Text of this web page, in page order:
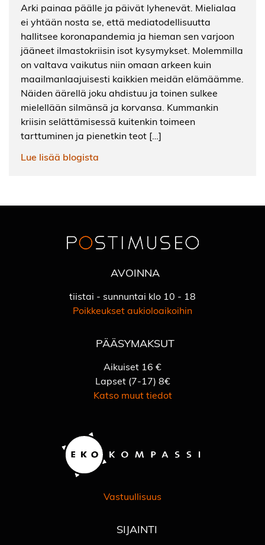
Arki painaa päälle ja päivät lyhenevät. Mielialaa
ei yhtään nosta se, että mediatodellisuutta
hallitsee koronapandemia ja hieman sen varjoon
jääneet ilmastokriisin isot kysymykset. Molemmilla
on valtava vaikutus niin omaan arkeen kuin
maailmanlaajuisesti kaikkien meidän elämäämme.
Näiden äärellä joku ahdistuu ja toinen sulkee
mielellään silmänsä ja korvansa. Kummankin
kriisin selättämisessä kuitenkin toimeen
tarttuminen ja pienetkin teot […]
Lue lisää blogista
AVOINNA
tiistai - sunnuntai klo 10 - 18
Poikkeukset aukioloaikoihin
PÄÄSYMAKSUT
Aikuiset 16 €
Lapset (7-17) 8€
Katso muut tiedot
Vastuullisuus
SIJAINTI